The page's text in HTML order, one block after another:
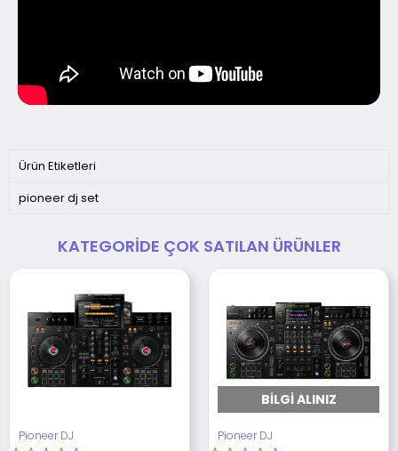
Ürün Etiketleri
pioneer dj set
KATEGORIDE ÇOK SATILAN ÜRÜNLER
Pioneer DJ
BILGI ALINIZ
Pioneer DJ